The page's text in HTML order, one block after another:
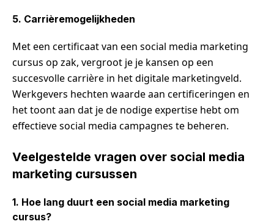
5. Carrièremogelijkheden
Met een certificaat van een social media marketing
cursus op zak, vergroot je je kansen op een
succesvolle carrière in het digitale marketingveld.
Werkgevers hechten waarde aan certificeringen en
het toont aan dat je de nodige expertise hebt om
effectieve social media campagnes te beheren.
Veelgestelde vragen over social media
marketing cursussen
1. Hoe lang duurt een social media marketing
cursus?